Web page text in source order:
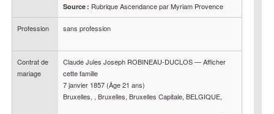
Source : Rubrique Ascendance par Myriam Provence
Profession sans profession
Contrat de
mariage
Claude Jules Joseph ROBINEAU-DUCLOS—Afficher
cette famille
7 janvier 1857 (Âge 21 ans)
Bruxelles, , Bruxelles, Bruxelles Capitale, BELGIQUE,